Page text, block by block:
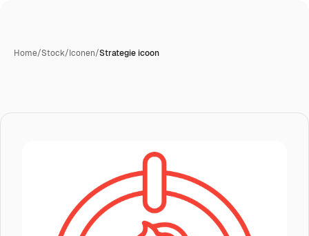
Home/Stock/Iconen/Strategie icoon